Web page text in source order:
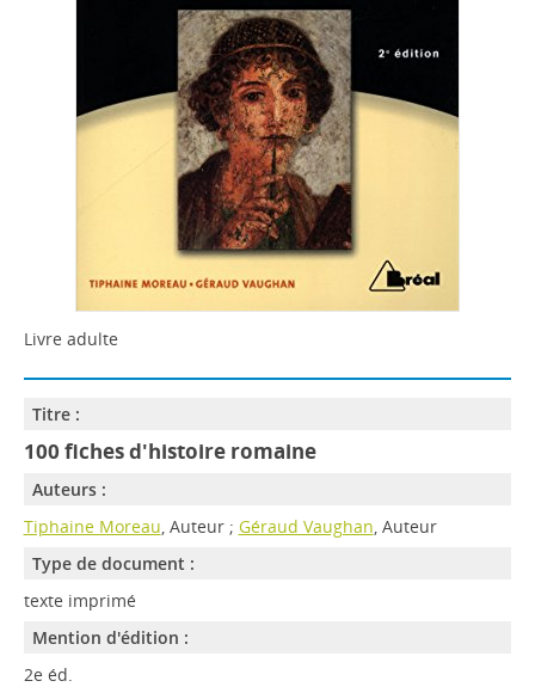
Livre adulte
Titre :
100 fiches d'histoire romaine
Auteurs :
Tiphaine Moreau, Auteur ; Géraud Vaughan, Auteur
Type de document :
texte imprimé
Mention d'édition :
2e éd.